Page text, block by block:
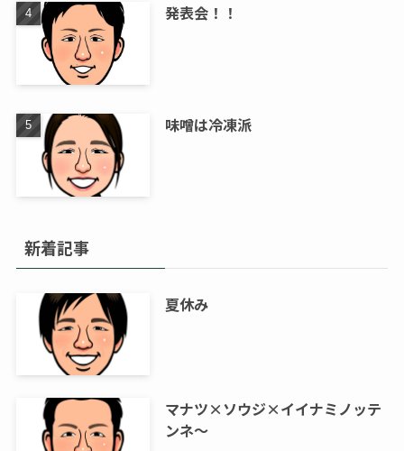
発表会！！
味噌は冷凍派
新着記事
夏休み
マナツ×ソウジ×イイナミノッテ
ンネ～